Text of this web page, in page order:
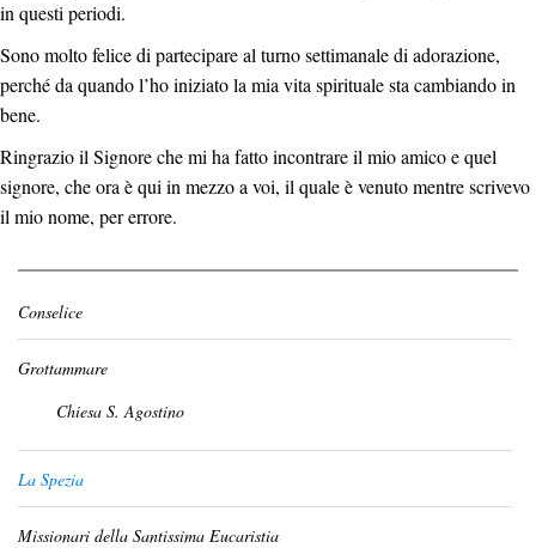
in questi periodi.
Sono molto felice di partecipare al turno settimanale di adorazione,
perché da quando l’ho iniziato la mia vita spirituale sta cambiando in
bene.
Ringrazio il Signore che mi ha fatto incontrare il mio amico e quel
signore, che ora è qui in mezzo a voi, il quale è venuto mentre scrivevo
il mio nome, per errore.
Conselice
Grottammare
Chiesa S. Agostino
La Spezia
Missionari della Santissima Eucaristia